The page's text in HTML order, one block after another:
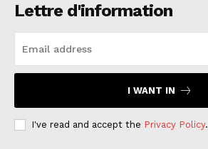
Lettre d'information
I WANT IN
I've read and accept the Privacy Policy.